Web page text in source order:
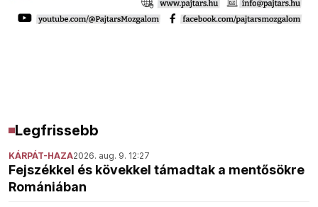
Legfrissebb
KÁRPÁT-HAZA2026. aug. 9. 12:27
Fejszékkel és kövekkel támadtak a mentősökre
Romániában